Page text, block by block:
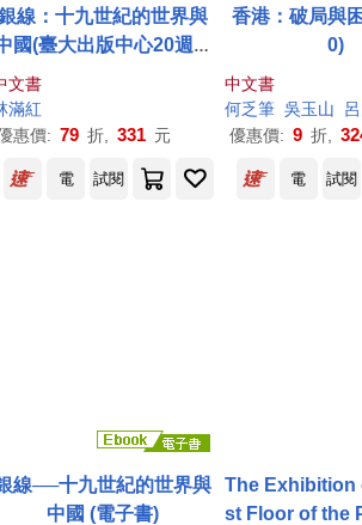
線：十九世紀的世界與
國(臺大出版中心20週年
紀念選輯第6冊)
文書
滿紅
惠價: 79 折, 331 元
香港：破局與
0)
中文書
何乏筆 吳玉山
優惠價: 9 折,
電 試閱 電 試閱
線──十九世紀的世界與
中國 (電子書)
The Exhibition
st Floor of the